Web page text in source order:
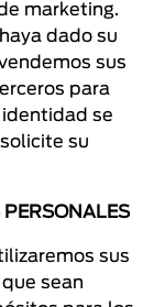
marketing.
dado su
sus
para
se
su
PERSONALES
sus
sean